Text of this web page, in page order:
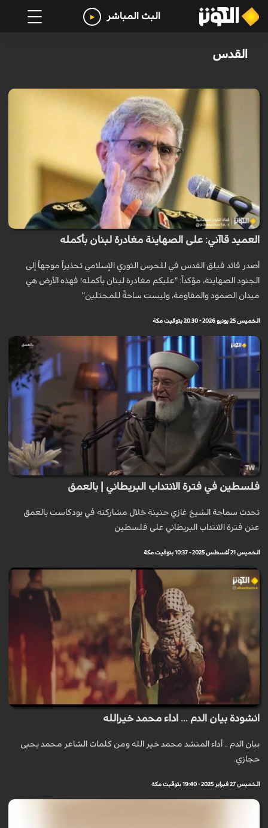
البث المباشر
القدس
العميد قاآني: على الصهاينة مغادرة لبنان بأكمله
أصدر قائد فيلق القدس في للحرس الثوري الإسلامي تحذيراً موجهاً إلى
الجنود الصهاينة، مؤكداً: "عليكم مغادرة لبنان بأكمله؛ فهذه الأرض هي
ميدان الصمود والمقاومة، وليست ساحةً للمحتلين"
الخميس 25 يونيو 2026 - 20:30 بتوقيت مكة
فلسطين في فترة الانتداب البريطاني | بالعمق
تحدث سماحة الشيخ غازي حنينة خلال مشاركته في بودكاست بالعمق
عنن فترة الانتداب البريطاني على فلسطين
الخميس 21 أغسطس 2025 - 10:37 بتوقيت مكة
انشودة بيان الدم ... اداء محمد خيرالله
بيان الدم .. أداء المنشد محمد خير الله ومن كلمات الشاعر محمد يحيى
حجازي.
الخميس 27 فبراير 2025 - 19:40 بتوقيت مكة